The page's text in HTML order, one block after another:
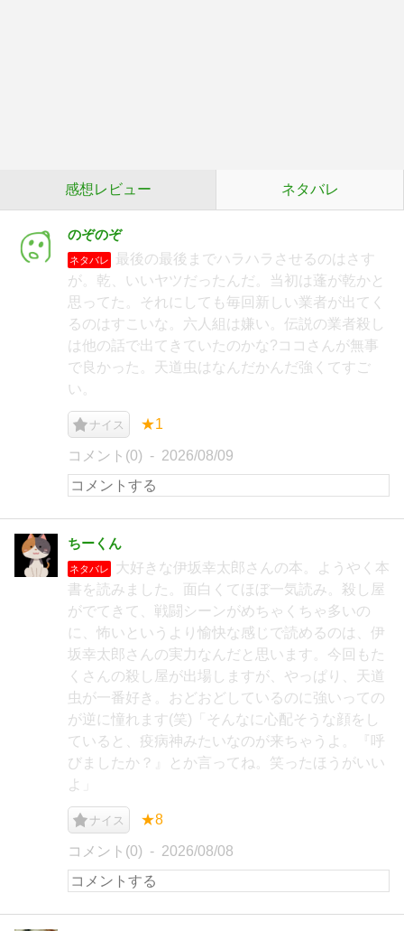
感想レビュー ネタバレ
のぞのぞ
ネタバレ
最後の最後までハラハラさせるのはさす
が。乾、いいヤツだったんだ。当初は蓬が乾かと
思ってた。それにしても毎回新しい業者が出てく
るのはすこいな。六人組は嫌い。伝説の業者殺し
は他の話で出てきていたのかな?ココさんが無事
で良かった。天道虫はなんだかんだ強くてすご
い。
ナイス ★1
コメント(0) 2026/08/09
ちーくん
ネタバレ
大好きな伊坂幸太郎さんの本。ようやく本
書を読みました。面白くてほぼ一気読み。殺し屋
がでてきて、戦闘シーンがめちゃくちゃ多いの
に、怖いというより愉快な感じで読めるのは、伊
坂幸太郎さんの実力なんだと思います。今回もた
くさんの殺し屋が出場しますが、やっぱり、天道
虫が一番好き。おどおどしているのに強いっての
が逆に憧れます(笑)「そんなに心配そうな顔をし
ていると、疫病神みたいなのが来ちゃうよ。『呼
びましたか？』とか言ってね。笑ったほうがいい
よ」
ナイス ★8
コメント(0) 2026/08/08